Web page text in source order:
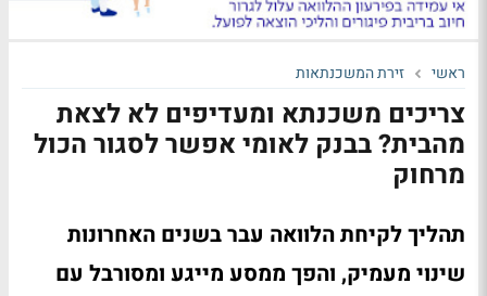
ראשי זירת המשכנתאות
צריכים משכנתא ומעדיפים לא לצאת
מהבית? בבנק לאומי אפשר לסגור הכול
מרחוק
תהליך לקיחת הלוואה עבר בשנים האחרונות
שינוי מעמיק, והפך ממסע מייגע ומסורבל עם